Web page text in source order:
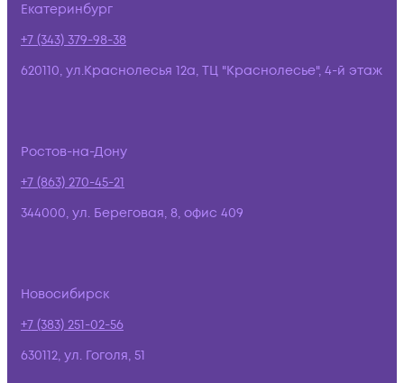
Екатеринбург
+7 (343) 379-98-38
620110, ул.Краснолесья 12а, ТЦ "Краснолесье", 4-й этаж
Ростов-на-Дону
+7 (863) 270-45-21
344000, ул. Береговая, 8, офис 409
Новосибирск
+7 (383) 251-02-56
630112, ул. Гоголя, 51